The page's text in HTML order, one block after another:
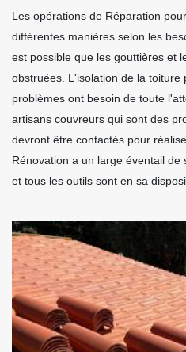
Les opérations de Réparation
différentes manières selon les
est possible que les gouttières et
obstruées. L'isolation de la
problèmes ont besoin de toute
artisans couvreurs qui sont des
devront être contactés pour
Rénovation a un large éventail de
et tous les outils sont en sa